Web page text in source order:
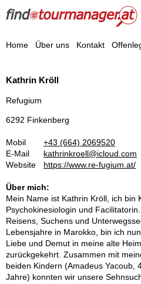
Find a
Home Über uns Kontakt
Kathrin Kröll
Refugium
6292 Finkenberg
Mobil
+43 (664) 2069520
E-Mail
kathrinkroell@icloud.com
Website
https://www.re-fugium.at/
Über mich:
Mein Name ist Kathrin Kröll, ich bin
Psychokinesiologin und
Reisens, Suchens und
Lebensjahre in Marokko, bin ich
Liebe und Demut in meine alte
zurückgekehrt. Zusammen mit
beiden Kindern (Amadeus Yacoub,
Jahre) konnten wir unsere